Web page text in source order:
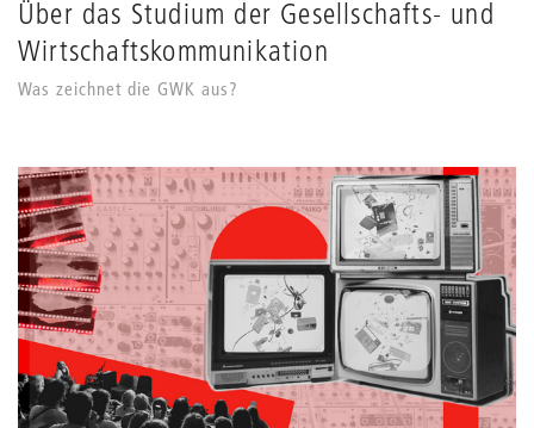
Über das Studium der Gesellschafts- und
Wirtschaftskommunikation
Was zeichnet die GWK aus?